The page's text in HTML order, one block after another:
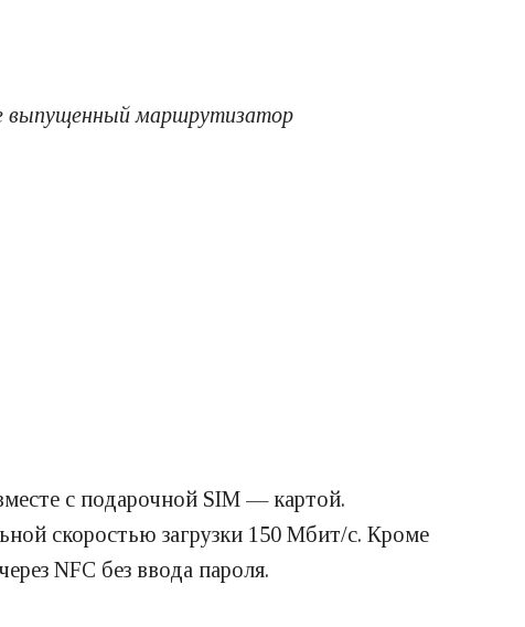
выпущенный маршрутизатор
с подарочной SIM — картой.
скоростью загрузки 150 Мбит/с. Кроме
NFC без ввода пароля.